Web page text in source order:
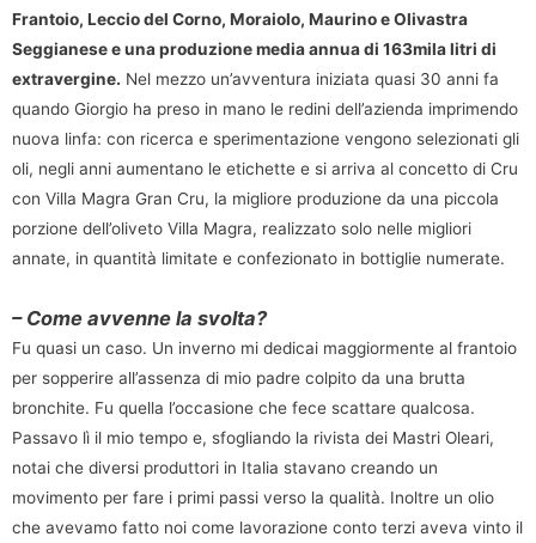
Frantoio, Leccio del Corno, Moraiolo, Maurino e Olivastra
Seggianese e una produzione media annua di 163mila litri di
extravergine. Nel mezzo un’avventura iniziata quasi 30 anni fa
quando Giorgio ha preso in mano le redini dell’azienda imprimendo
nuova linfa: con ricerca e sperimentazione vengono selezionati gli
oli, negli anni aumentano le etichette e si arriva al concetto di Cru
con Villa Magra Gran Cru, la migliore produzione da una piccola
porzione dell’oliveto Villa Magra, realizzato solo nelle migliori
annate, in quantità limitate e confezionato in bottiglie numerate.
– Come avvenne la svolta?
Fu quasi un caso. Un inverno mi dedicai maggiormente al frantoio
per sopperire all’assenza di mio padre colpito da una brutta
bronchite. Fu quella l’occasione che fece scattare qualcosa.
Passavo lì il mio tempo e, sfogliando la rivista dei Mastri Oleari,
notai che diversi produttori in Italia stavano creando un
movimento per fare i primi passi verso la qualità. Inoltre un olio
che avevamo fatto noi come lavorazione conto terzi aveva vinto il